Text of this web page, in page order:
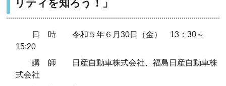
リティを知ろう！」
日 時 令和５年６月30日（金） 13：30～
15:20
講 師 日産自動車株式会社、福島日産自動車株
式会社